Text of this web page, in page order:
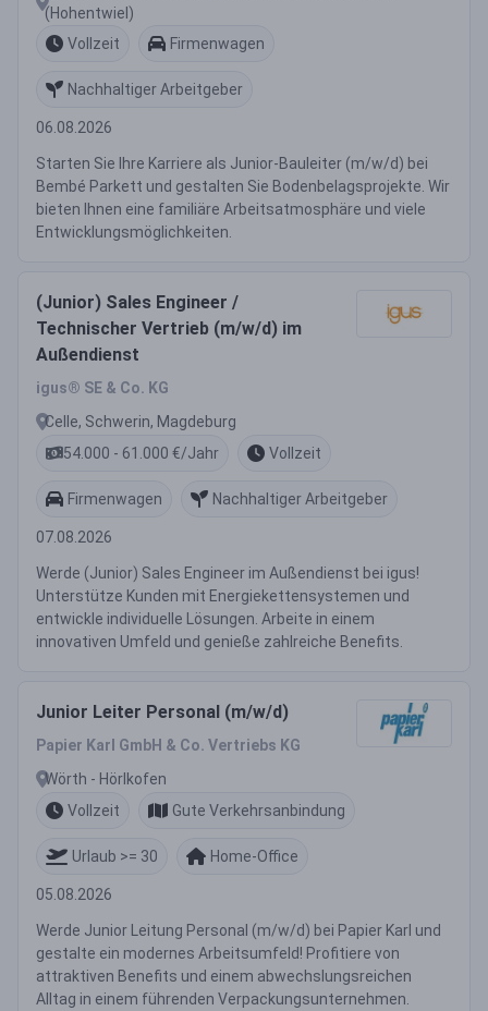
(Hohentwiel)
Vollzeit
Firmenwagen
Nachhaltiger Arbeitgeber
06.08.2026
Starten Sie Ihre Karriere als Junior-Bauleiter (m/w/d) bei
Bembé Parkett und gestalten Sie Bodenbelagsprojekte. Wir
bieten Ihnen eine familiäre Arbeitsatmosphäre und viele
Entwicklungsmöglichkeiten.
(Junior) Sales Engineer /
Technischer Vertrieb (m/w/d) im
Außendienst
igus® SE & Co. KG
Celle, Schwerin, Magdeburg
54.000 - 61.000 €/Jahr
Vollzeit
Firmenwagen Nachhaltiger Arbeitgeber
07.08.2026
Werde (Junior) Sales Engineer im Außendienst bei igus!
Unterstütze Kunden mit Energiekettensystemen und
entwickle individuelle Lösungen. Arbeite in einem
innovativen Umfeld und genieße zahlreiche Benefits.
Junior Leiter Personal (m/w/d)
Papier Karl GmbH & Co. Vertriebs KG
Wörth - Hörlkofen
Vollzeit
Gute Verkehrsanbindung
Urlaub >= 30 Home-Office
05.08.2026
Werde Junior Leitung Personal (m/w/d) bei Papier Karl und
gestalte ein modernes Arbeitsumfeld! Profitiere von
attraktiven Benefits und einem abwechslungsreichen
Alltag in einem führenden Verpackungsunternehmen.